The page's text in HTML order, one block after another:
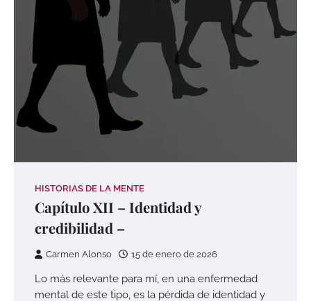
HISTORIAS DE LA MENTE
Capítulo XII – Identidad y
credibilidad –
Carmen Alonso 15 de enero de 2026
Lo más relevante para mí, en una enfermedad
mental de este tipo, es la pérdida de identidad y